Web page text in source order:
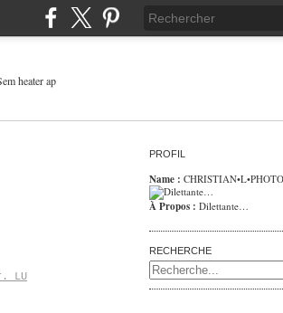
PROFIL
Name : CHRISTIAN•L•PHOTO
À Propos : Dilettante…
RECHERCHE